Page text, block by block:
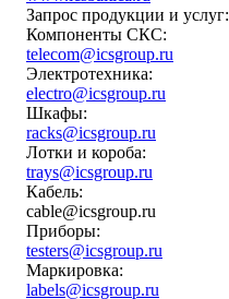
Запрос продукции и услуг:
Компоненты СКС:
telecom@icsgroup.ru
Электротехника:
electro@icsgroup.ru
Шкафы:
racks@icsgroup.ru
Лотки и короба:
trays@icsgroup.ru
Кабель:
cable@icsgroup.ru
Приборы:
testers@icsgroup.ru
Маркировка:
labels@icsgroup.ru